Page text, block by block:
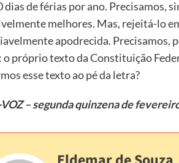
dias de férias por ano. Precisamos,
melhores. Mas, rejeitá-lo
apodrecida. Precisamos,
próprio texto da Constituição
esse texto ao pé da letra?
– segunda quinzena de